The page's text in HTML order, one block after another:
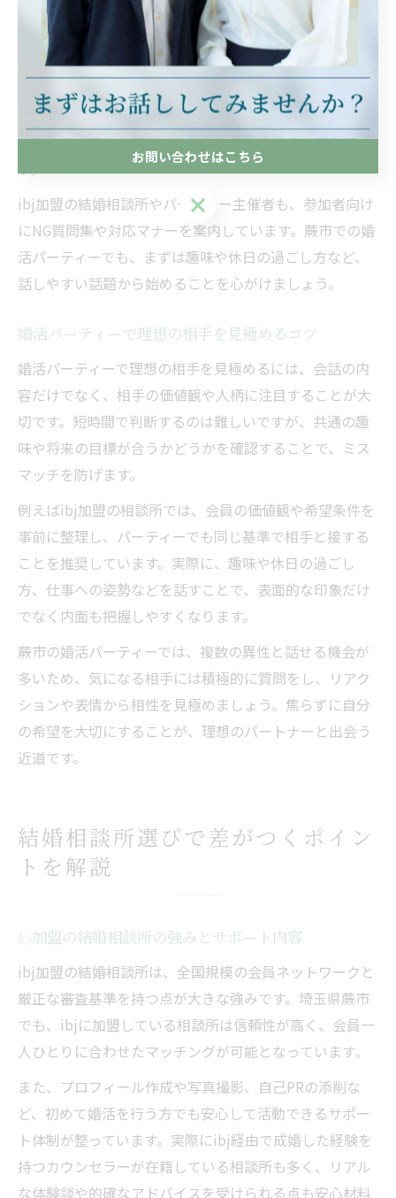
なぜNGなのかというと、初対面で過度な詮索をされると
警戒心を抱かれやすく、せっかくのご縁が遠のくリスク
があるからです。もし相手から逆に答えにくい質問をさ
れた場合は、「まだお互いをよく知らないので、少しず
つ話せたら嬉しいです」とやんわり伝えるのが有効で
す。
ibj加盟の結婚相談所やパーティー主催者も、参加者向け
にNG質問集や対応マナーを案内しています。蕨市での婚
活パーティーでも、まずは趣味や休日の過ごし方など、
話しやすい話題から始めることを心がけましょう。
婚活パーティーで理想の相手を見極めるコツ
婚活パーティーで理想の相手を見極めるには、会話の内
容だけでなく、相手の価値観や人柄に注目することが大
切です。短時間で判断するのは難しいですが、共通の趣
味や将来の目標が合うかどうかを確認することで、ミス
マッチを防げます。
例えばibj加盟の相談所では、会員の価値観や希望条件を
事前に整理し、パーティーでも同じ基準で相手と接する
ことを推奨しています。実際に、趣味や休日の過ごし
方、仕事への姿勢などを話すことで、表面的な印象だけ
でなく内面も把握しやすくなります。
蕨市の婚活パーティーでは、複数の異性と話せる機会が
多いため、気になる相手には積極的に質問をし、リアク
ションや表情から相性を見極めましょう。焦らずに自分
の希望を大切にすることが、理想のパートナーと出会う
近道です。
結婚相談所選びで差がつくポイン
トを解説
ibj加盟の結婚相談所の強みとサポート内容
ibj加盟の結婚相談所は、全国規模の会員ネットワークと
厳正な審査基準を持つ点が大きな強みです。埼玉県蕨市
でも、ibjに加盟している相談所は信頼性が高く、会員一
人ひとりに合わせたマッチングが可能となっています。
また、プロフィール作成や写真撮影、自己PRの添削な
ど、初めて婚活を行う方でも安心して活動できるサポー
ト体制が整っています。実際にibj経由で成婚した経験を
持つカウンセラーが在籍している相談所も多く、リアル
な体験談や的確なアドバイスを受けられる点も安心材料
お問い合わせはこちら
お問い合わせはこちら